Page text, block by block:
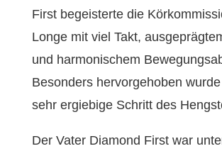
First begeisterte die
Longe mit viel Takt,
und harmonischem
Besonders hervorgehoben
sehr ergiebige Schritt des
Der Vater Diamond First war